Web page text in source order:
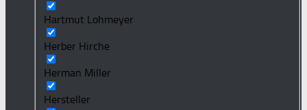
Hartmut Lohmeyer
Herber Hirche
Herman Miller
Hersteller